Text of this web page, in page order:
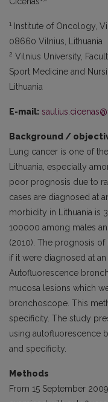
1
Institute of Oncology,
08660 Vilnius, Lithuania
2 Vilnius University,
Sport Medicine and
Lithuania
E-mail:
Background /
Lung cancer is one of
Lithuania, especially
poor prognosis due to
cases are diagnosed at
morbidity in Lithuania is
100000 among males
(2010). The prognosis
if it were diagnosed at
Autofluorescence
mucosa lesions which
bronchoscope. This
specificity. The study
using autofluorescence
and specificity.
Methods
From 15 September